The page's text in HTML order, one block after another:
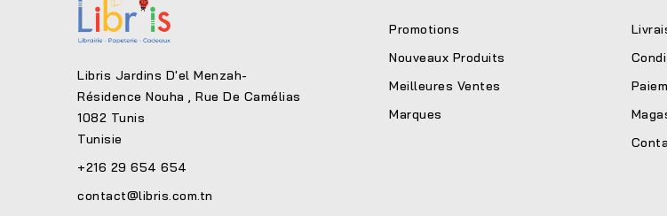
Libris Jardins D'el Menzah-
Résidence Nouha , Rue De Camélias
1082 Tunis
Tunisie
+216 29 654 654
contact@libris.com.tn
Promotions
Nouveaux Produits
Meilleures Ventes
Marques